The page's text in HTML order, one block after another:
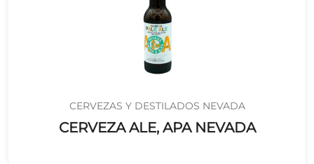
CERVEZAS Y DESTILADOS NEVADA
CERVEZA ALE, APA NEVADA